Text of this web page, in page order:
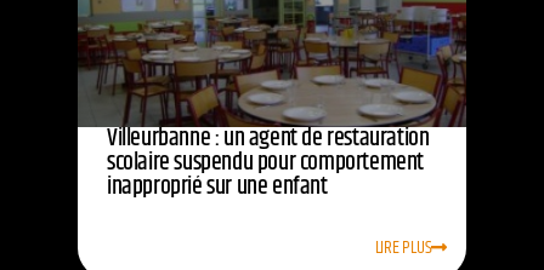
Villeurbanne : un agent de restauration
scolaire suspendu pour comportement
inapproprié sur une enfant
LIRE PLUS